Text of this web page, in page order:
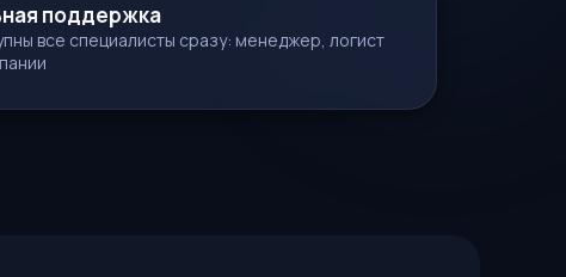
поддержка
все специалисты сразу: менеджер, логист